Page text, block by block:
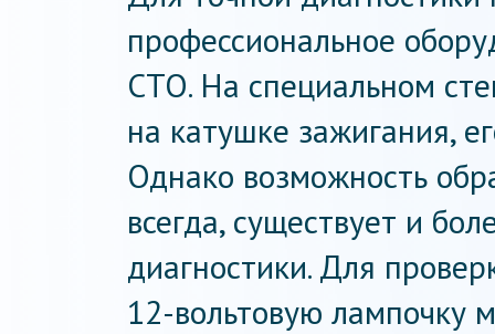
профессиональное
СТО. На специальном
на катушке зажигания,
Однако возможность
всегда, существует и
диагностики. Для
12-вольтовую лампочку